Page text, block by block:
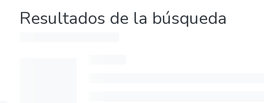
Resultados de la búsqueda